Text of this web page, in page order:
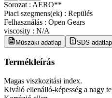
Sorozat : AERO**
Piaci szegmens(ek) : Repülés
Felhasználás : Open Gears
viscosity : N/A
Műszaki adatlap SDS adatlap
Termékleírás
Magas viszkozitási index.
Kiváló ellenálló-képesség a nagy